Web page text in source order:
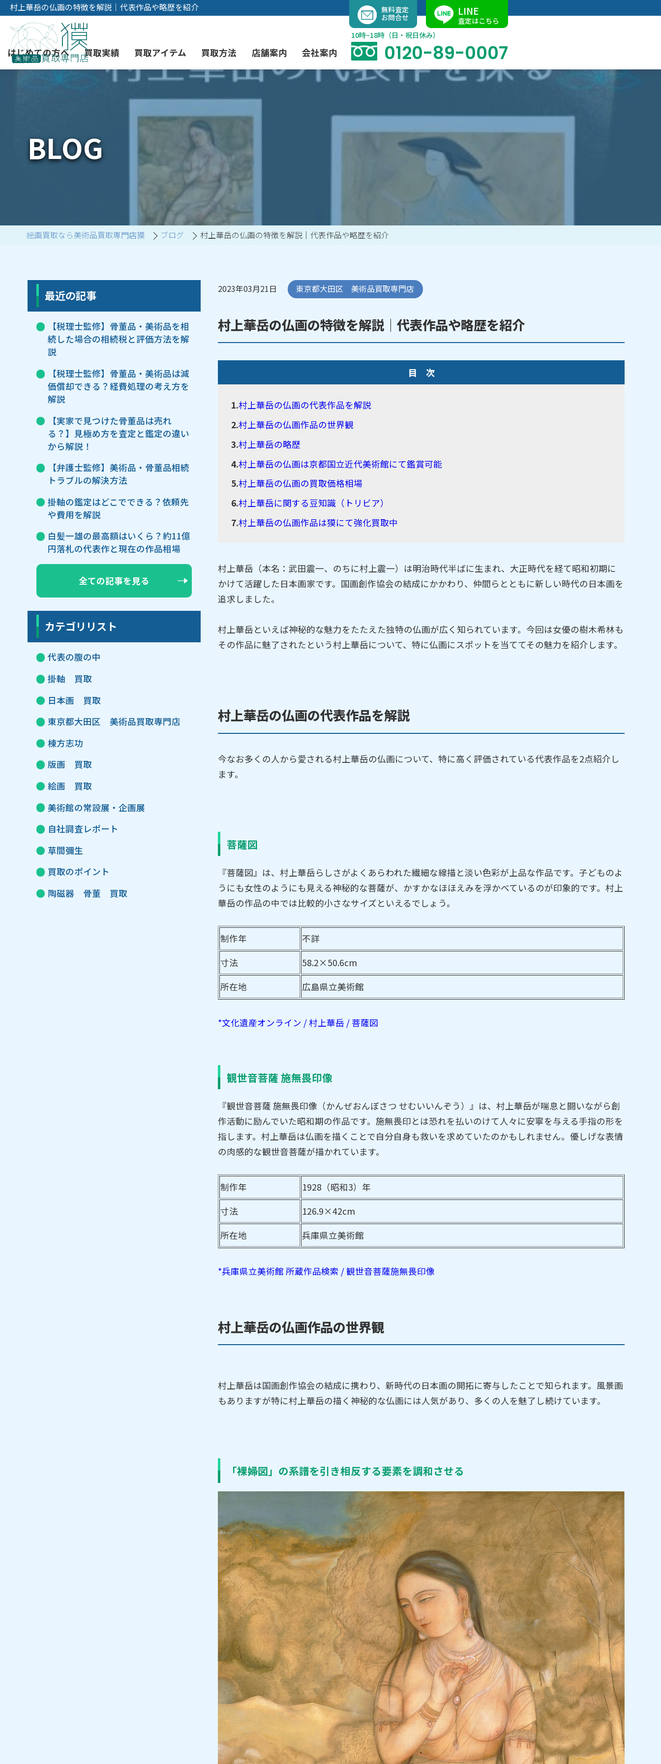
容
キ
ッ
プ
村上華岳の仏画の特徴を解説｜代表作品や略歴を紹介
はじめての方へ
よくあるご質問 ブログ
YOUTUBE Facebook
買取実績 買取アイテム
現代アート買取 掛軸買取
骨董品買取 茶道具買取 陶磁器・陶器買取
美術品・古美術品買取
買取方法
出張買取（無料） 店舗での買取
宅配・郵送買取 業者間オークション出品代行 催事買取
店舗案内
大阪店 名古屋店
会社案内
当社の特徴 求人情報
消費者志向自主宣言
無料査定
お問合せ
LINE
査定はこちら
10時~18時（日・祝日休み）
0120-89-0007
BLOG
絵画買取なら美術品買取専門店獏 ブログ 村上華岳の仏画の特徴を解説｜代表作品や略歴を紹介
最近の記事
【税理士監修】骨董品・美術品を相
続した場合の相続税と評価方法を解
説
【税理士監修】骨董品・美術品は減
価償却できる？経費処理の考え方を
解説
【実家で見つけた骨董品は売れ
る？】見極め方を査定と鑑定の違い
から解説！
【弁護士監修】美術品・骨董品相続
トラブルの解決方法
掛軸の鑑定はどこでできる？依頼先
や費用を解説
白髪一雄の最高額はいくら？約11億
円落札の代表作と現在の作品相場
全ての記事を見る
カテゴリリスト
代表の腹の中
掛軸 買取
日本画 買取
東京都大田区 美術品買取専門店
棟方志功
版画 買取
絵画 買取
美術館の常設展・企画展
自社調査レポート
草間彌生
買取のポイント
陶磁器 骨董 買取
2023年03月21日 東京都大田区 美術品買取専門店
村上華岳の仏画の特徴を解説｜代表作品や略歴を紹介
目 次
村上華岳の仏画の代表作品を解説
村上華岳の仏画作品の世界観
村上華岳の略歴
村上華岳の仏画は京都国立近代美術館にて鑑賞可能
村上華岳の仏画の買取価格相場
村上華岳に関する豆知識（トリビア）
村上華岳の仏画作品は獏にて強化買取中
村上華岳（本名：武田震一、のちに村上震一）は明治時代半ばに生まれ、大正時代を経て昭和初期に
かけて活躍した日本画家です。国画創作協会の結成にかかわり、仲間らとともに新しい時代の日本画を
追求しました。
村上華岳といえば神秘的な魅力をたたえた独特の仏画が広く知られています。今回は女優の樹木希林も
その作品に魅了されたという村上華岳について、特に仏画にスポットを当ててその魅力を紹介します。
村上華岳の仏画の代表作品を解説
今なお多くの人から愛される村上華岳の仏画について、特に高く評価されている代表作品を2点紹介し
ます。
菩薩図
『菩薩図』は、村上華岳らしさがよくあらわれた繊細な線描と淡い色彩が上品な作品です。子どものよ
うにも女性のようにも見える神秘的な菩薩が、かすかなほほえみを浮かべているのが印象的です。村上
華岳の作品の中では比較的小さなサイズといえるでしょう。
制作年
不詳
寸法
58.2×50.6cm
所在地
広島県立美術館
*文化遺産オンライン / 村上華岳 / 菩薩図
観世音菩薩 施無畏印像
『観世音菩薩 施無畏印像（かんぜおんぼさつ せむいいんぞう）』は、村上華岳が喘息と闘いながら創
作活動に励んでいた昭和期の作品です。施無畏印とは恐れを払いのけて人々に安寧を与える手指の形を
指します。村上華岳は仏画を描くことで自分自身も救いを求めていたのかもしれません。優しげな表情
の肉感的な観世音菩薩が描かれています。
制作年
1928（昭和3）年
寸法
126.9×42cm
所在地
兵庫県立美術館
*兵庫県立美術館 所蔵作品検索 / 観世音菩薩施無畏印像
村上華岳の仏画作品の世界観
村上華岳は国画創作協会の結成に携わり、新時代の日本画の開拓に寄与したことで知られます。風景画
もありますが特に村上華岳の描く神秘的な仏画には人気があり、多くの人を魅了し続けています。
「裸婦図」の系譜を引き相反する要素を調和させる